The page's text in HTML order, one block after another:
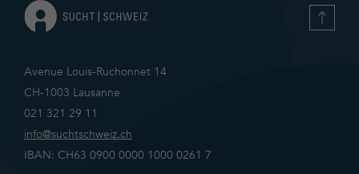
Avenue Louis-Ruchonnet 14
CH-1003 Lausanne
021 321 29 11
info@suchtschweiz.ch
IBAN: CH63 0900 0000 1000 0261 7